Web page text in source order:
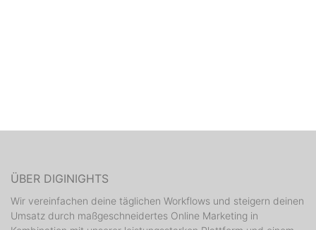
ÜBER DIGINIGHTS
Wir vereinfachen deine täglichen Workflows und steigern deinen
Umsatz durch maßgeschneidertes Online Marketing in